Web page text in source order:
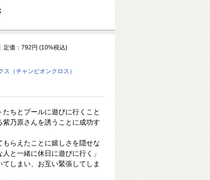
定価：792円 (10%税込)
（チャンピオンクロス）
ちとプールに遊びに行くこと
乃原さんを誘うことに成功す
らえたことに嬉しさを隠せな
と一緒に休日に遊びに行く」
しまい、お互い緊張してしま